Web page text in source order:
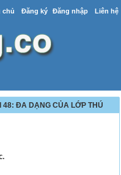
chủ Đăng ký Đăng nhập Liên hệ
48: ĐA DẠNG CỦA LỚP THÚ